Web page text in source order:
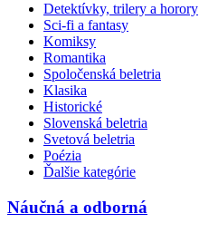
Detektívky, trilery a horory
Sci-fi a fantasy
Komiksy
Romantika
Spoločenská beletria
Klasika
Historické
Slovenská beletria
Svetová beletria
Poézia
Ďalšie kategórie
Náučná a odborná